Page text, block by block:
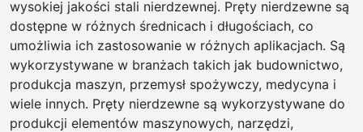
wysokiej jakości stali nierdzewnej. Pręty nierdzewne są
dostępne w różnych średnicach i długościach, co
umożliwia ich zastosowanie w różnych aplikacjach. Są
wykorzystywane w branżach takich jak budownictwo,
produkcja maszyn, przemysł spożywczy, medycyna i
wiele innych. Pręty nierdzewne są wykorzystywane do
produkcji elementów maszynowych, narzędzi,